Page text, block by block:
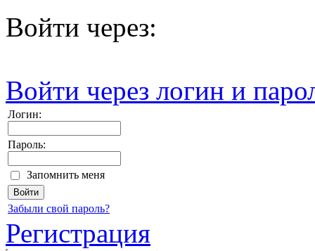
Войти через:
Войти через логин и
Логин:
Пароль:
Запомнить меня
Забыли свой пароль?
Регистрация